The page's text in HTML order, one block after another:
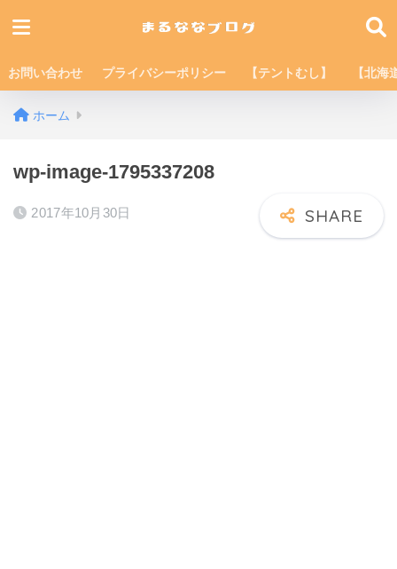
お問い合わせ プライバシーポリシー 【テントむし】 【北海
ホーム
wp-image-1795337208
2017年10月30日